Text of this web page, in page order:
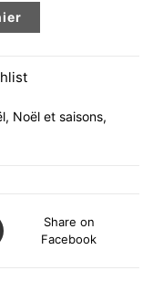
REINE DE NOEL
, Noël et saisons,
Share on
Facebook